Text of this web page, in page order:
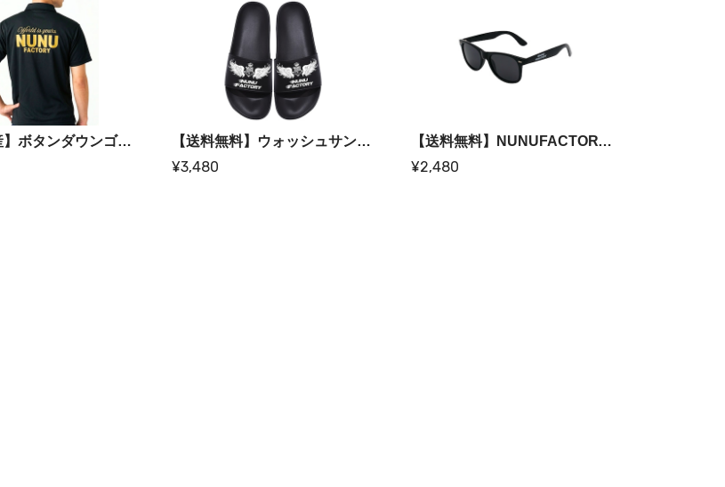
【受注生産】ボタンダウンゴールドプリントポロ〈限定ステッカー付〉 【送料無料】ウォッシュサンダル
¥3,480
【送料無料】NUNUFACTORY Driver's sunglasses 〈偏光レンズサングラス〉
¥2,480